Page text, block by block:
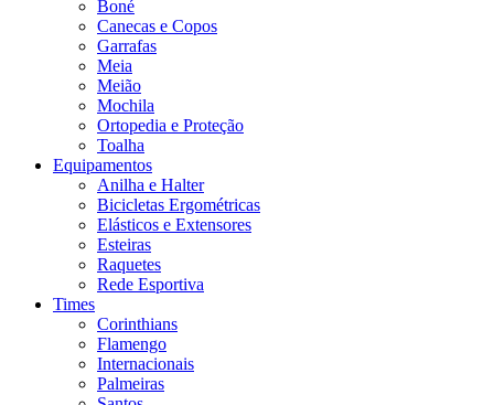
Boné
Canecas e Copos
Garrafas
Meia
Meião
Mochila
Ortopedia e Proteção
Toalha
Equipamentos
Anilha e Halter
Bicicletas Ergométricas
Elásticos e Extensores
Esteiras
Raquetes
Rede Esportiva
Times
Corinthians
Flamengo
Internacionais
Palmeiras